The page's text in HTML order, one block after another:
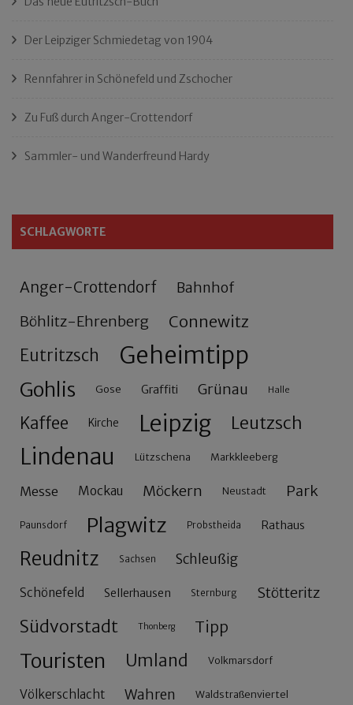
Der Leipziger Schmiedetag von 1904
Rennfahrer in Schönefeld und Zschocher
Zu Fuß durch Anger-Crottendorf
Sammler- und Wanderfreund Hardy
SCHLAGWORTE
Anger-Crottendorf Bahnhof
Böhlitz-Ehrenberg Connewitz
Eutritzsch Geheimtipp
Gohlis Gose Graffiti Grünau Halle
Kaffee Kirche Leipzig Leutzsch
Lindenau Lützschena Markkleeberg
Messe Mockau Möckern Neustadt Park
Paunsdorf Plagwitz Probstheida Rathaus
Reudnitz Sachsen Schleußig
Schönefeld Sellerhausen Sternburg Stötteritz
Südvorstadt Thonberg Tipp
Touristen Umland Volkmarsdorf
Völkerschlacht Wahren Waldstraßenviertel